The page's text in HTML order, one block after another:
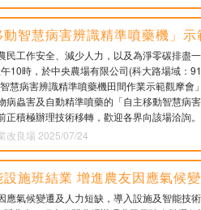
智慧病害辨識精準噴藥機」
民工作安全、減少人力，以及為淨零碳排盡
10時，於中央農場有限公司(科大路場域：
慧病害辨識精準噴藥機田間作業示範觀摩會
病蟲害及自動精準噴藥的「自主移動智慧病
積極辦理技術移轉，歡迎各界向該場洽詢。
改良場 2025/07/24
施班結業 增進農友因應氣候
應氣候變遷及人力短缺，導入設施及智能技